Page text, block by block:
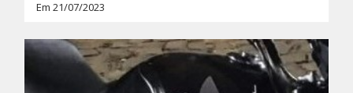
Em 21/07/2023